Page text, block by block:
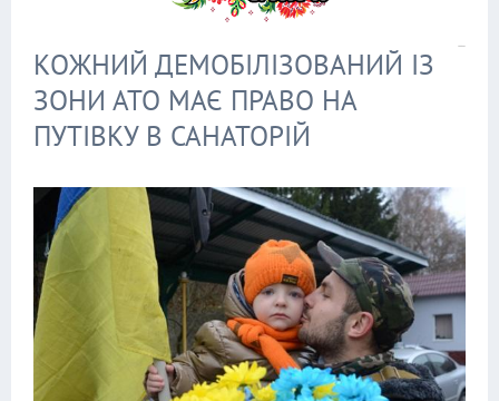
КОЖНИЙ ДЕМОБІЛІЗОВАНИЙ ІЗ
ЗОНИ АТО МАЄ ПРАВО НА
ПУТІВКУ В САНАТОРІЙ